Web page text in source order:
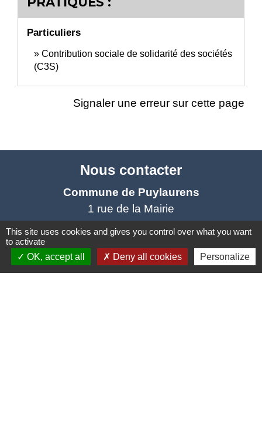
Particuliers
Contribution sociale de solidarité des sociétés
(C3S)
Signaler une erreur sur cette page
Nous contacter
Commune de Puylaurens
1 rue de la Mairie
Contact par formulaire
This site uses cookies and gives you control over what you want
to activate
OK, accept all
Deny all cookies Personalize